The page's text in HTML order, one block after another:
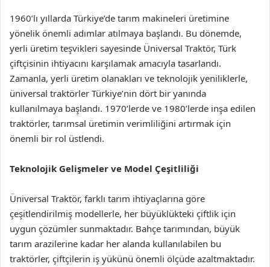
1960’lı yıllarda Türkiye’de tarım makineleri üretimine
yönelik önemli adımlar atılmaya başlandı. Bu dönemde,
yerli üretim teşvikleri sayesinde Üniversal Traktör, Türk
çiftçisinin ihtiyacını karşılamak amacıyla tasarlandı.
Zamanla, yerli üretim olanakları ve teknolojik yeniliklerle,
üniversal traktörler Türkiye’nin dört bir yanında
kullanılmaya başlandı. 1970’lerde ve 1980’lerde inşa edilen
traktörler, tarımsal üretimin verimliliğini artırmak için
önemli bir rol üstlendi.
Teknolojik Gelişmeler ve Model Çeşitliliği
Üniversal Traktör, farklı tarım ihtiyaçlarına göre
çeşitlendirilmiş modellerle, her büyüklükteki çiftlik için
uygun çözümler sunmaktadır. Bahçe tarımından, büyük
tarım arazilerine kadar her alanda kullanılabilen bu
traktörler, çiftçilerin iş yükünü önemli ölçüde azaltmaktadır.